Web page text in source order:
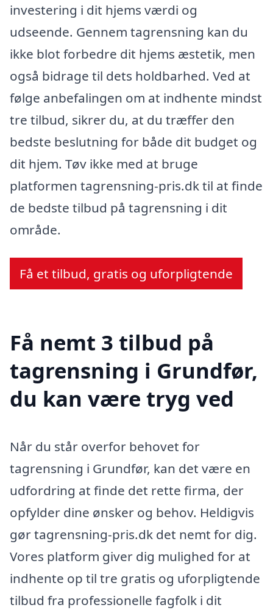
investering i dit hjems værdi og
udseende. Gennem tagrensning kan du
ikke blot forbedre dit hjems æstetik, men
også bidrage til dets holdbarhed. Ved at
følge anbefalingen om at indhente mindst
tre tilbud, sikrer du, at du træffer den
bedste beslutning for både dit budget og
dit hjem. Tøv ikke med at bruge
platformen tagrensning-pris.dk til at finde
de bedste tilbud på tagrensning i dit
område.
Få et tilbud, gratis og uforpligtende
Få nemt 3 tilbud på
tagrensning i Grundfør,
du kan være tryg ved
Når du står overfor behovet for
tagrensning i Grundfør, kan det være en
udfordring at finde det rette firma, der
opfylder dine ønsker og behov. Heldigvis
gør tagrensning-pris.dk det nemt for dig.
Vores platform giver dig mulighed for at
indhente op til tre gratis og uforpligtende
tilbud fra professionelle fagfolk i dit